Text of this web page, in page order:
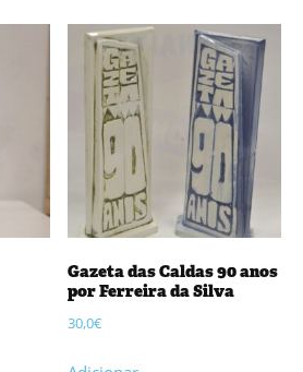
Gazeta das Caldas 90 anos
por Ferreira da Silva
30,0€